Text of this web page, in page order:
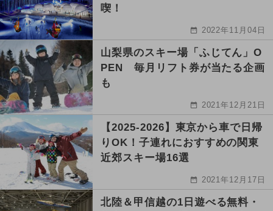
喫！
2022年11月04日
山梨県のスキー場「ふじてん」O
PEN 毎月リフト券が当たる企画
も
2021年12月21日
【2025-2026】東京から車で日帰
りOK！子連れにおすすめの関東
近郊スキー場16選
2021年12月17日
北陸＆甲信越の1日遊べる無料・